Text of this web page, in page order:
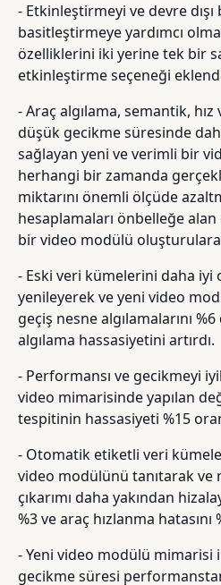
- Etkinleştirmeyi ve devre dışı
basitleştirmeye yardımcı
özelliklerini iki yerine tek bir
etkinleştirme seçeneği
- Araç algılama, semantik,
düşük gecikme süresinde
sağlayan yeni ve verimli bir
herhangi bir zamanda
miktarını önemli ölçüde
hesaplamaları önbelleğe
bir video modülü
- Eski veri kümelerini daha
yenileyerek ve yeni video
geçiş nesne algılamalarını
algılama hassasiyetini artırdı.
- Performansı ve gecikmeyi
video mimarisinde yapılan
tespitinin hassasiyeti %15
- Otomatik etiketli veri
video modülünü tanıtarak ve
çıkarımı daha yakından
%3 ve araç hızlanma hatasını
- Yeni video modülü mimarisi
gecikme süresi